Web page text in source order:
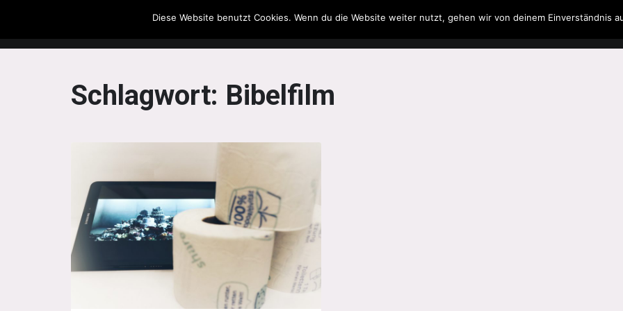
The Howling Men Filme & Serien Musik Spielzeug Literatur
Schlagwort: Bibelfilm
Diese Website benutzt Cookies. Wenn du die Website weiter nutzt, gehen wir von deinem Einverständnis